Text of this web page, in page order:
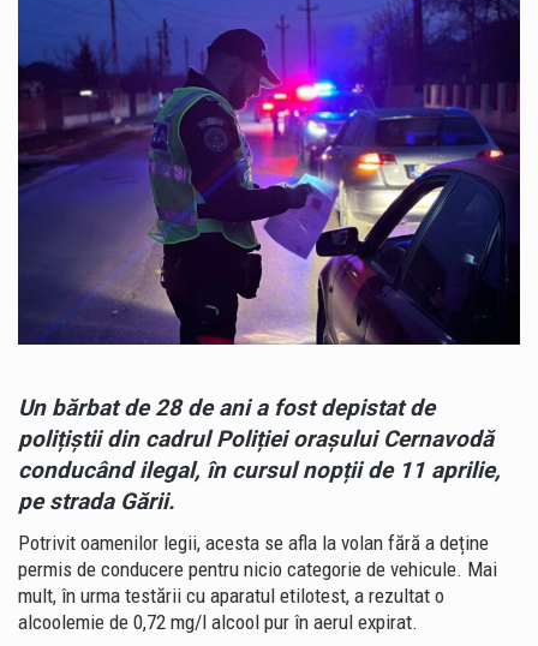
Cât de bine cunoaștem, de fapt, străduțele pe care trecem aproape zilnic prin Peninsula Constanței? Unele dintre ele ascund povești de acum aproape un secol, iar acestea pot fi descoperite astăzi, în cadrul unui nou tur ghidat gratuit. Muzeul de Istorie Națională și Arheologie Constanța continuă proiectul cultural „Vara la Constanța – Pe străzile mai puțin știute ale orașului”, dedicat istoriei moderne și patrimoniului urban al municipiului. Sâmbătă, 8 august 2026, de la ora 10:00, constănțenii și turiștii sunt invitați la o plimbare prin Peninsula orașului, pornind de la Statuia Lupoaica (Lupa Capitolina), din Piața Ovidiu. Turul va fi susținut…
PERMIS,
PRINS
BEAT
LA
VOLAN
Un bărbat de 28 de ani a fost depistat de
polițiștii din cadrul Poliției orașului Cernavodă
conducând ilegal, în cursul nopții de 11 aprilie,
pe strada Gării.
Potrivit oamenilor legii, acesta se afla la volan fără a deține
permis de conducere pentru nicio categorie de vehicule. Mai
mult, în urma testării cu aparatul etilotest, a rezultat o
alcoolemie de 0,72 mg/l alcool pur în aerul expirat.